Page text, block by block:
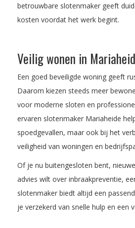
betrouwbare slotenmaker geeft
kosten voordat het werk begint.
Veilig wonen in
Een goed beveiligde woning geeft
Daarom kiezen steeds meer
voor moderne sloten en
ervaren slotenmaker Mariaheide
spoedgevallen, maar ook bij het
veiligheid van woningen en
Of je nu buitengesloten bent,
advies wilt over inbraakpreventie,
slotenmaker biedt altijd een
je verzekerd van snelle hulp en een